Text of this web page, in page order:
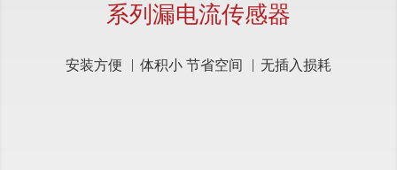
系列漏电流传感器
安装方便 体积小 节省空间 无插入损耗